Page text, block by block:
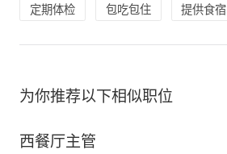
定期体检 包吃包住 提供食宿
为你推荐以下相似职位
西餐厅主管